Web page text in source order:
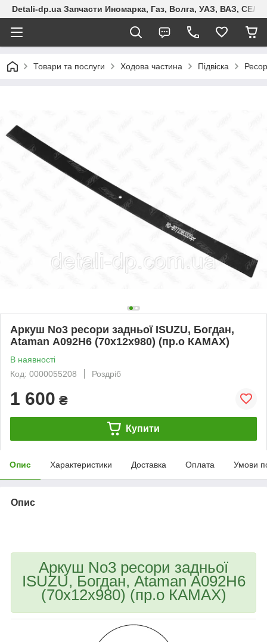
Detali-dp.ua Запчасти Иномарка, Газ, Волга, УАЗ, ВАЗ,
Товари та послуги Ходова частина Підвіска
Аркуш No3 ресори задньої ISUZU, Богдан,
Ataman А092H6 (70х12х980) (пр.о КАМАХ)
В наявності
Код: 0000055208
Роздріб
1 600 ₴
Купити
Опис Характеристики Доставка Оплата Умови
Опис
Аркуш No3 ресори задньої
ISUZU, Богдан, Ataman А092H6
(70х12х980) (пр.о КАМАХ)